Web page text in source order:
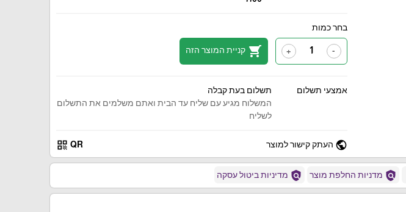
בחר כמות
-
+
shopping_cart קניית המוצר הזה
אמצעי תשלום
תשלום בעת קבלה
המשלוח מגיע עם שליח עד הבית ואתם משלמים את התשלום
לשליח
public העתק קישור למוצר QR
qr_code
policy מדניות החלפת מוצר policy מדיניות ביטול עסקה